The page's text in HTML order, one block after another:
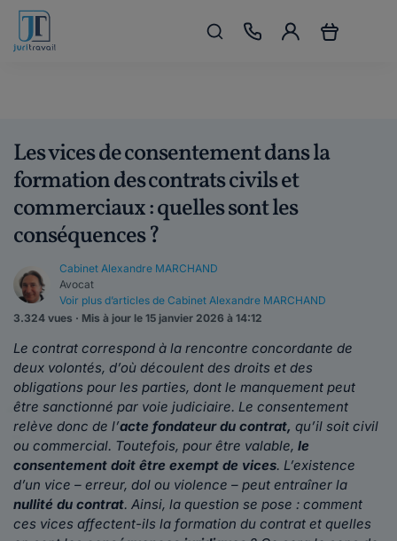
Les vices de consentement dans la
formation des contrats civils et
commerciaux : quelles sont les
conséquences ?
Cabinet Alexandre MARCHAND
Avocat
Voir plus d’articles de Cabinet Alexandre MARCHAND
3.324 vues · Mis à jour le 15 janvier 2026 à 14:12
Le contrat correspond à la rencontre concordante de
deux volontés, d’où découlent des droits et des
obligations pour les parties, dont le manquement peut
être sanctionné par voie judiciaire. Le consentement
relève donc de l’acte fondateur du contrat, qu’il soit civil
ou commercial. Toutefois, pour être valable, le
consentement doit être exempt de vices. L’existence
d’un vice – erreur, dol ou violence – peut entraîner la
nullité du contrat. Ainsi, la question se pose : comment
ces vices affectent-ils la formation du contrat et quelles